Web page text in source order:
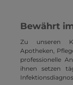
Bewährt
Zu unseren
Apotheken,
professionelle
ihnen setzen